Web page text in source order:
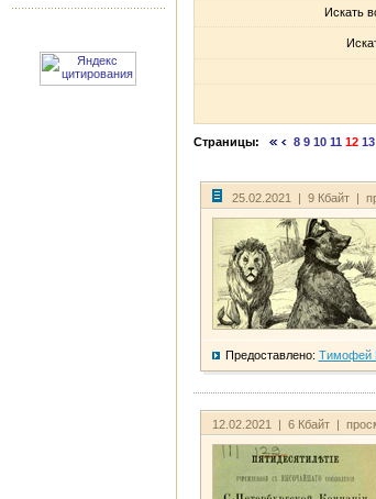
Искать
Страницы: 8 9 10 11 12 13
25.02.2021 | 9 Кбайт |
Предоставлено: Тимофей
12.02.2021 | 6 Кбайт |